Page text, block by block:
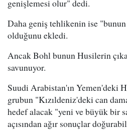
genişlemesi olur" dedi.
Daha geniş tehlikenin ise
olduğunu ekledi.
Ancak Bohl bunun Husilerin
savunuyor.
Suudi Arabistan'ın Yemen'deki
grubun "Kızıldeniz'deki can
hedef alacak "yeni ve büyük bir
açısından ağır sonuçlar